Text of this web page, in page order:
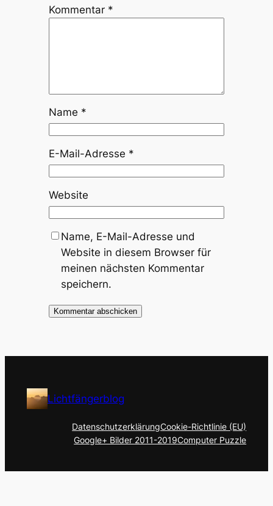
Kommentar *
Name *
E-Mail-Adresse *
Website
Name, E-Mail-Adresse und
Website in diesem Browser für
meinen nächsten Kommentar
speichern.
Lichtfängerblog
DatenschutzerklärungCookie-Richtlinie (EU)
Google+ Bilder 2011-2019Computer Puzzle